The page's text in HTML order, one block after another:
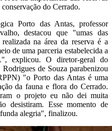
do Cerrado.
Porto das Antas, professor
destacou que "umas das
na área da reserva é a
de uma parceria estabelecida a
explicou. O diretor-geral do
de Souza parabenizou
"o Porto das Antas é uma
da fauna e flora do Cerrado.
o projeto eu não dei muita
desistiram. Esse momento de
alegria", finalizou.